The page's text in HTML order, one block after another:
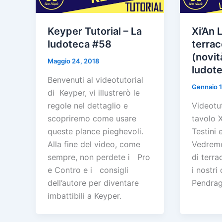
Keyper Tutorial – La
ludoteca #58
Maggio 24, 2018
Benvenuti al videotutorial
di Keyper, vi illustrerò le
regole nel dettaglio e
scopriremo come usare
queste plance pieghevoli.
Alla fine del video, come
sempre, non perdete i Pro
e Contro e i consigli
dell’autore per diventare
imbattibili a Keyper.
Xi’An
Gennaio
tavolo
Testini
di
i nostri